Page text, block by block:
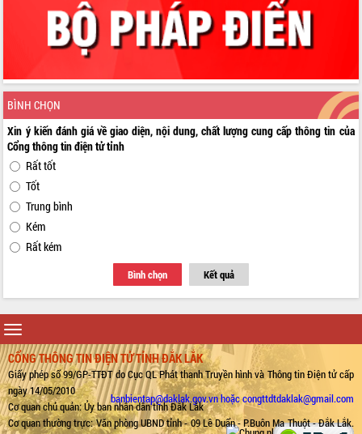
BÌNH CHỌN
Xin ý kiến đánh giá về giao diện, nội dung, chất lượng cung cấp thông tin của
Cổng thông tin điện tử tỉnh
Rất tốt
Tốt
Trung bình
Kém
Rất kém
Bình chọn Kết quả
Toggle
navigation
CỔNG THÔNG TIN ĐIỆN TỬ TỈNH ĐẮK LẮK
Giấy phép số 99/GP-TTĐT do Cục QL Phát thanh Truyền hình và Thông tin Điện tử cấp
ngày 14/05/2010
Cơ quan chủ quản: Ủy ban nhân dân tỉnh Đắk Lắk
Cơ quan thường trực: Văn phòng UBND tỉnh - 09 Lê Duẩn - P.Buôn Ma Thuột - Đắk Lắk.
banbientap@daklak.gov.vn hoặc congttdtdaklak@gmail.com